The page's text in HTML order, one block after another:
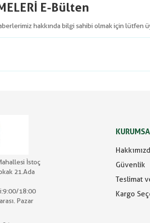
E-Bülten
hakkında bilgi sahibi olmak için lütfen
İstoç
21.Ada
18:00
Pazar
Güvenlik
Teslimat
Kargo